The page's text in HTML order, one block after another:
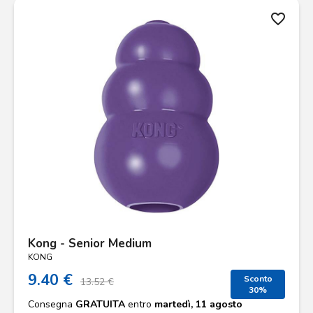
favorite_border
Kong - Senior Medium
KONG
9.40 € 13.52 €
Sconto
30%
Consegna GRATUITA entro martedì, 11 agosto